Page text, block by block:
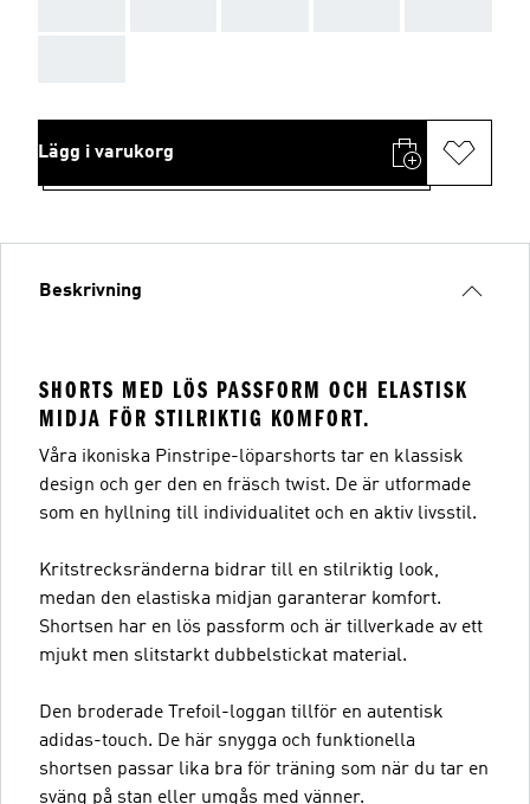
Lägg i varukorg
Beskrivning
SHORTS MED LÖS PASSFORM OCH ELASTISK
MIDJA FÖR STILRIKTIG KOMFORT.
Våra ikoniska Pinstripe-löparshorts tar en klassisk
design och ger den en fräsch twist. De är utformade
som en hyllning till individualitet och en aktiv livsstil.
Kritstrecksränderna bidrar till en stilriktig look,
medan den elastiska midjan garanterar komfort.
Shortsen har en lös passform och är tillverkade av ett
mjukt men slitstarkt dubbelstickat material.
Den broderade Trefoil-loggan tillför en autentisk
adidas-touch. De här snygga och funktionella
shortsen passar lika bra för träning som när du tar en
sväng på stan eller umgås med vänner.